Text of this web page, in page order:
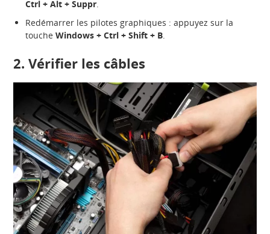
Ctrl + Alt + Suppr
Redémarrer les pilotes graphiques : appuyez sur la
toucheWindows + Ctrl + Shift + B
2. Vérifier les câbles